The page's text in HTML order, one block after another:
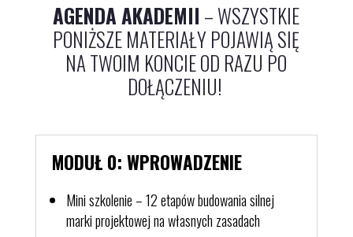
AGENDA AKADEMII – WSZYSTKIE
PONIŻSZE MATERIAŁY POJAWIĄ SIĘ
NA TWOIM KONCIE OD RAZU PO
DOŁĄCZENIU!
MODUŁ 0: WPROWADZENIE
Mini szkolenie – 12 etapów budowania silnej
marki projektowej na własnych zasadach